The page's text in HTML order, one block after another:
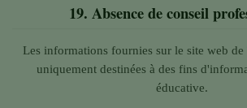
19. Absence de conseil
Les informations fournies sur le site web de
uniquement destinées à des fins
éducative.